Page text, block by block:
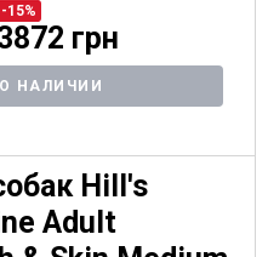
-15%
грн
НАЛИЧИИ
Hill's
Adult